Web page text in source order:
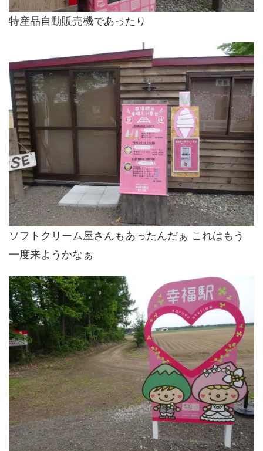
特産品自動販売機であったり
ソフトクリーム屋さんもあったんだぁ これはもう
一度来ようかなぁ